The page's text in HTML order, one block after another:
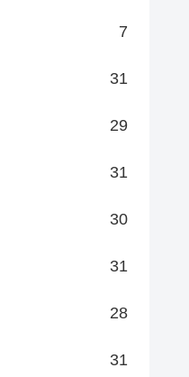
7
31
29
31
30
31
28
31